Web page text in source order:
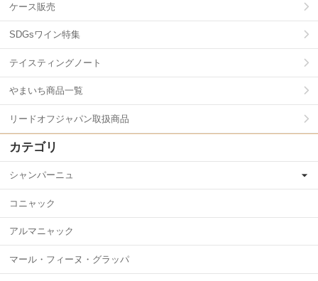
ケース販売
SDGsワイン特集
テイスティングノート
やまいち商品一覧
リードオフジャパン取扱商品
カテゴリ
シャンパーニュ
コニャック
アルマニャック
マール・フィーヌ・グラッパ